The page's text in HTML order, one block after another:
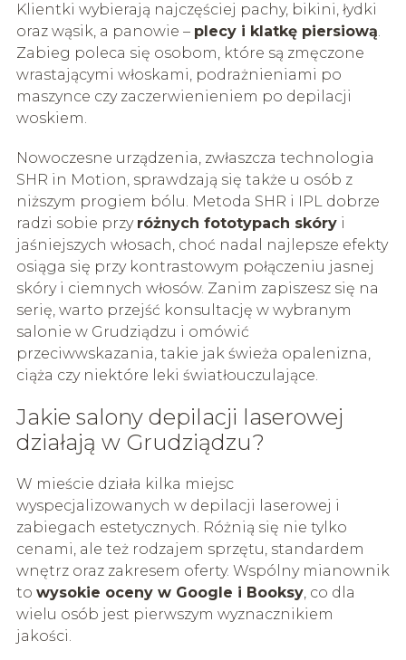
Klientki wybierają najczęściej pachy, bikini, łydki
oraz wąsik, a panowie – plecy i klatkę piersiową.
Zabieg poleca się osobom, które są zmęczone
wrastającymi włoskami, podrażnieniami po
maszynce czy zaczerwienieniem po depilacji
woskiem.
Nowoczesne urządzenia, zwłaszcza technologia
SHR in Motion, sprawdzają się także u osób z
niższym progiem bólu. Metoda SHR i IPL dobrze
radzi sobie przy różnych fototypach skóryi
jaśniejszych włosach, choć nadal najlepsze efekty
osiąga się przy kontrastowym połączeniu jasnej
skóry i ciemnych włosów. Zanim zapiszesz się na
serię, warto przejść konsultację w wybranym
salonie w Grudziądzu i omówić
przeciwwskazania, takie jak świeża opalenizna,
ciąża czy niektóre leki światłouczulające.
Jakie salony depilacji laserowej
działają w Grudziądzu?
W mieście działa kilka miejsc
wyspecjalizowanych w depilacji laserowej i
zabiegach estetycznych. Różnią się nie tylko
cenami, ale też rodzajem sprzętu, standardem
wnętrz oraz zakresem oferty. Wspólny mianownik
to wysokie oceny w Google i Booksy, co dla
wielu osób jest pierwszym wyznacznikiem
jakości.